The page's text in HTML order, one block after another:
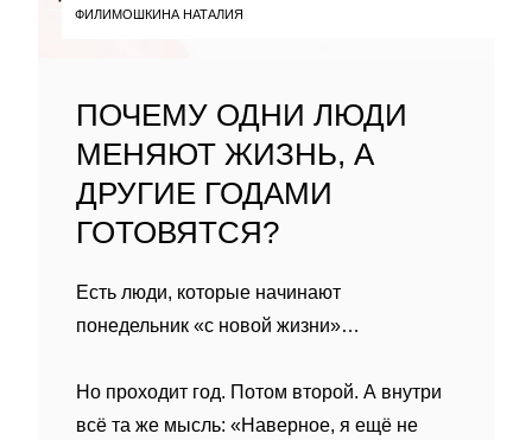
ФИЛИМОШКИНА НАТАЛИЯ
ПОЧЕМУ ОДНИ ЛЮДИ
МЕНЯЮТ ЖИЗНЬ, А
ДРУГИЕ ГОДАМИ
ГОТОВЯТСЯ?
Есть люди, которые начинают
понедельник «с новой жизни»…
Но проходит год. Потом второй. А внутри
всё та же мысль: «Наверное, я ещё не